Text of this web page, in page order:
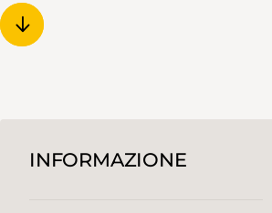
INFORMAZIONE